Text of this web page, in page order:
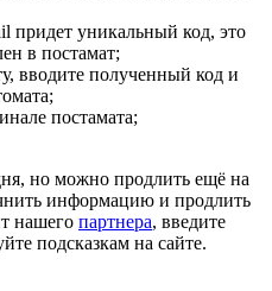
придет уникальный код, это
в постамат;
вводите полученный код и
постамата;
но можно продлить ещё на
информацию и продлить
нашего партнера, введите
подсказкам на сайте.